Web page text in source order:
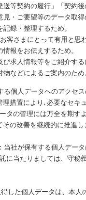
等契約の履行」「契約
・ご要望等のデータ取得
録・整理するため。
客さまにとって有用と
報をお伝えするため。
求人情報等をご紹介す
などによるご案内のため
個人データへのアクセ
措置により､必要なセ
タの管理には万全を期
の改善を継続的に推進し
社が保有する個人デー
に当たりましては、守
した個人データは、本人